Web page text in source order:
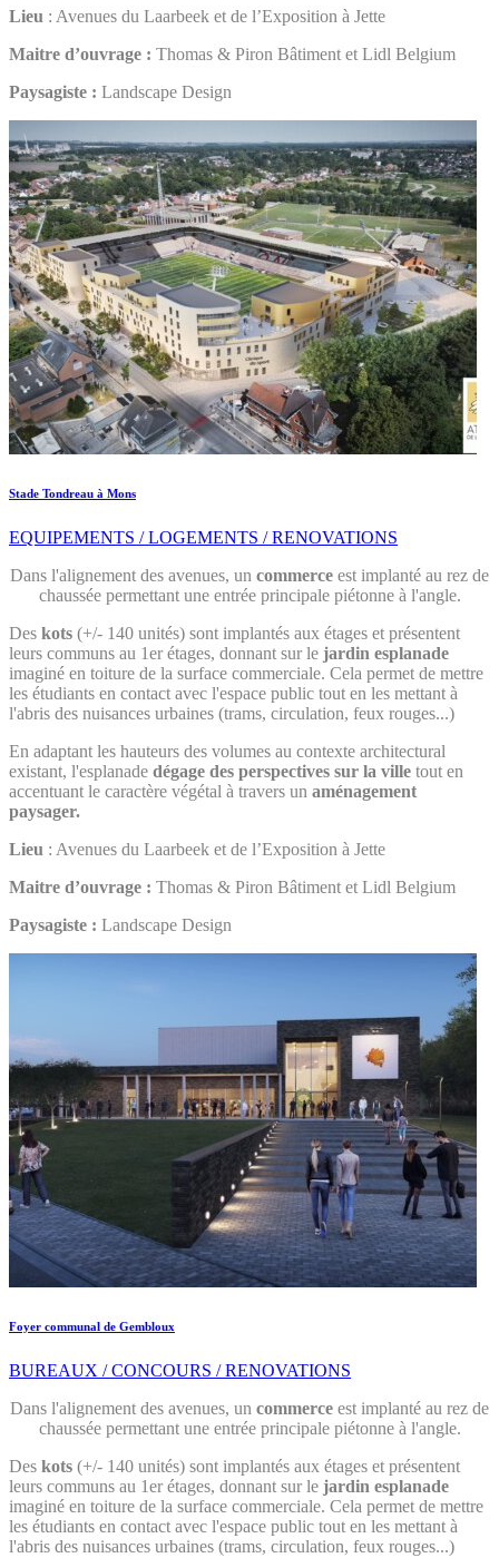
Lieu : Avenues du Laarbeek et de l’Exposition à Jette
Maitre d’ouvrage : Thomas & Piron Bâtiment et Lidl Belgium
Paysagiste : Landscape Design
Stade Tondreau à Mons
EQUIPEMENTS / LOGEMENTS / RENOVATIONS
Dans l'alignement des avenues, un commerce est implanté au rez de
chaussée permettant une entrée principale piétonne à l'angle.
Des kots (+/- 140 unités) sont implantés aux étages et présentent
leurs communs au 1er étages, donnant sur le jardin esplanade
imaginé en toiture de la surface commerciale. Cela permet de mettre
les étudiants en contact avec l'espace public tout en les mettant à
l'abris des nuisances urbaines (trams, circulation, feux rouges...)
En adaptant les hauteurs des volumes au contexte architectural
existant, l'esplanade dégage des perspectives sur la ville tout en
accentuant le caractère végétal à travers un aménagement
paysager.
Lieu : Avenues du Laarbeek et de l’Exposition à Jette
Maitre d’ouvrage : Thomas & Piron Bâtiment et Lidl Belgium
Paysagiste : Landscape Design
Foyer communal de Gembloux
BUREAUX / CONCOURS / RENOVATIONS
Dans l'alignement des avenues, un commerce est implanté au rez de
chaussée permettant une entrée principale piétonne à l'angle.
Des kots (+/- 140 unités) sont implantés aux étages et présentent
leurs communs au 1er étages, donnant sur le jardin esplanade
imaginé en toiture de la surface commerciale. Cela permet de mettre
les étudiants en contact avec l'espace public tout en les mettant à
l'abris des nuisances urbaines (trams, circulation, feux rouges...)